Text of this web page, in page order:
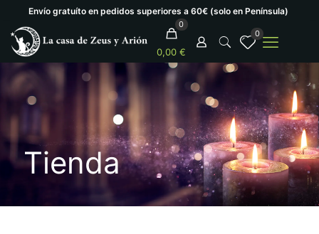
Envío gratuíto en pedidos superiores a 60€ (solo en Península)
0
0,00 €
0
Tienda